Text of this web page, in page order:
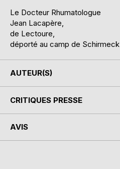
Le Docteur Rhumatologue
Jean Lacapère,
de Lectoure,
déporté au camp de Schirmeck
AUTEUR(S)
CRITIQUES PRESSE
AVIS